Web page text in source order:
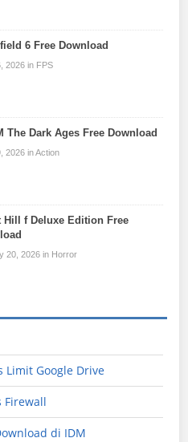
6 Free Download
2026 in FPS
The Dark Ages Free Download
2026 in Action
Hill f Deluxe Edition Free
20, 2026 in Horror
Limit Google Drive
Firewall
di IDM